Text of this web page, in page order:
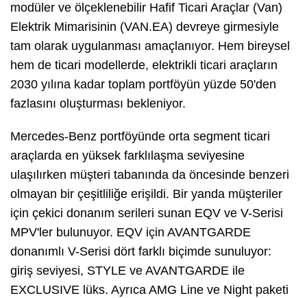
modüler ve ölçeklenebilir Hafif Ticari Araçlar (Van)
Elektrik Mimarisinin (VAN.EA) devreye girmesiyle
tam olarak uygulanması amaçlanıyor. Hem bireysel
hem de ticari modellerde, elektrikli ticari araçların
2030 yılına kadar toplam portföyün yüzde 50'den
fazlasını oluşturması bekleniyor.
Mercedes-Benz portföyünde orta segment ticari
araçlarda en yüksek farklılaşma seviyesine
ulaşılırken müşteri tabanında da öncesinde benzeri
olmayan bir çeşitliliğe erişildi. Bir yanda müşteriler
için çekici donanım serileri sunan EQV ve V-Serisi
MPV'ler bulunuyor. EQV için AVANTGARDE
donanımlı V-Serisi dört farklı biçimde sunuluyor:
giriş seviyesi, STYLE ve AVANTGARDE ile
EXCLUSIVE lüks. Ayrıca AMG Line ve Night paketi